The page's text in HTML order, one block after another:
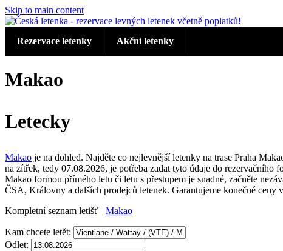
Skip to main content
Rezervace letenky Akční letenky
Makao
Letecky
Makao je na dohled. Najděte co nejlevnější letenky na trase Praha
na zítřek, tedy 07.08.2026, je potřeba zadat tyto údaje do
Makao formou přímého letu či letu s přestupem je snadné, začněte
ČSA, Královny a dalších prodejců letenek. Garantujeme konečné ceny
Kompletní seznam letišť Makao
Kam chcete letět:
Odlet: